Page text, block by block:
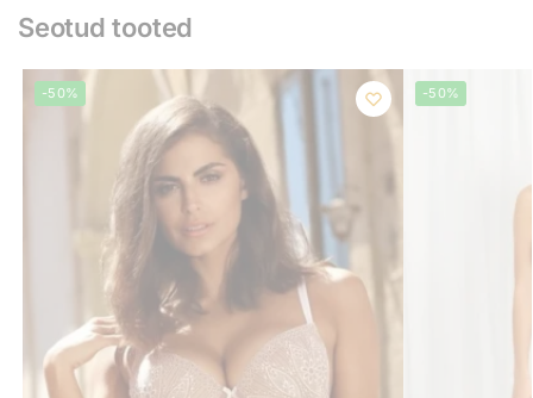
Seotud tooted
-50% -50%